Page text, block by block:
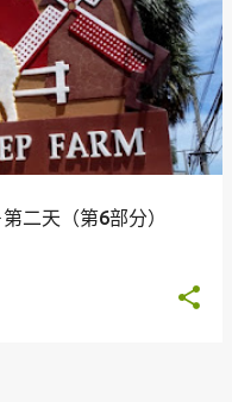
二天（第6部分）